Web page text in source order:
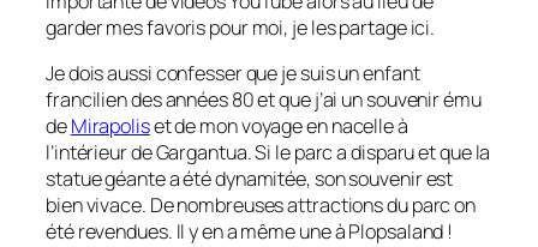
garder mes favoris pour moi, je les partage ici.
Je dois aussi confesser que je suis un enfant
francilien des années 80 et que j’ai un souvenir ému
deMirapoliset de mon voyage en nacelle à
l’intérieur de Gargantua. Si le parc a disparu et que la
statue géante a été dynamitée, son souvenir est
bien vivace. De nombreuses attractions du parc on
été revendues. Il y en a même une à Plopsaland !